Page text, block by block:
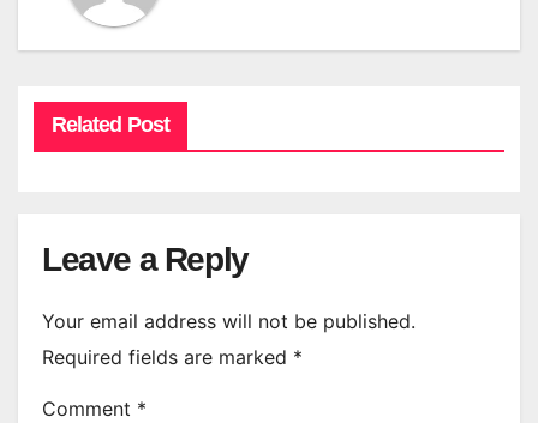
Related Post
Leave a Reply
Your email address will not be published.
Required fields are marked *
Comment *